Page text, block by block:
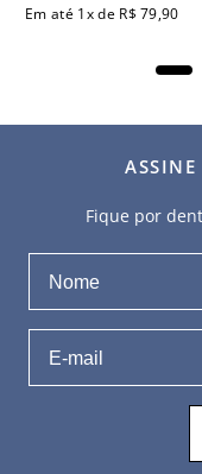
Em até 1x de R$ 79,90
ASSINE
Fique por